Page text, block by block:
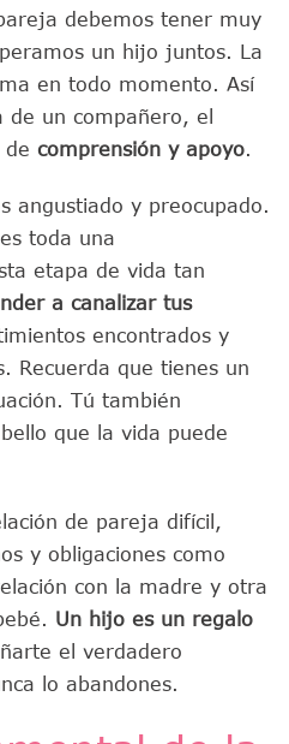
debemos tener muy
un hijo juntos. La
en todo momento. Así
un compañero, el
de comprensión y apoyo.
angustiado y preocupado.
toda una
etapa de vida tan
a canalizar tus
encontrados y
Recuerda que tienes un
Tú también
que la vida puede
de pareja difícil,
y obligaciones como
con la madre y otra
Un hijo es un regalo
el verdadero
lo abandones.